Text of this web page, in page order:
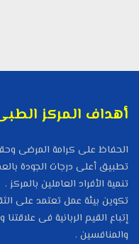
أهداف المركز
الحفاظ على كرامة المرضى
تطبيق أعلى درجات الجودة
تنمية الأفراد العاملين بالمركز .
تكوين بيئة عمل تعتمد على
إتباع القيم الربانية فى
والمنافسين .